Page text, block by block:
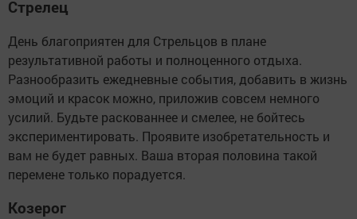
Стрелец
День благоприятен для Стрельцов в плане
результативной работы и полноценного отдыха.
Разнообразить ежедневные события, добавить в жизнь
эмоций и красок можно, приложив совсем немного
усилий. Будьте раскованнее и смелее, не бойтесь
экспериментировать. Проявите изобретательность и
вам не будет равных. Ваша вторая половина такой
перемене только порадуется.
Козерог